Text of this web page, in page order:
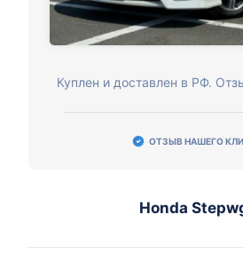
Куплен и доставлен в РФ.
ОТЗЫВ НАШЕГО
Honda